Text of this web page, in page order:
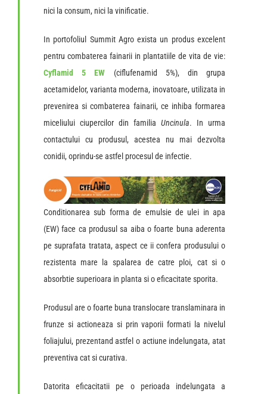
nici la consum, nici la vinificatie.
In portofoliul Summit Agro exista un produs excelent
pentru combaterea fainarii in plantatiile de vita de vie:
Cyflamid 5 EW (ciflufenamid 5%), din grupa
acetamidelor, varianta moderna, inovatoare, utilizata in
prevenirea si combaterea fainarii, ce inhiba formarea
miceliului ciupercilor din familia Uncinula. In urma
contactului cu produsul, acestea nu mai dezvolta
conidii, oprindu-se astfel procesul de infectie.
Conditionarea sub forma de emulsie de ulei in apa
(EW) face ca produsul sa aiba o foarte buna aderenta
pe suprafata tratata, aspect ce ii confera produsului o
rezistenta mare la spalarea de catre ploi, cat si o
absorbtie superioara in planta si o eficacitate sporita.
Produsul are o foarte buna translocare translaminara in
frunze si actioneaza si prin vaporii formati la nivelul
foliajului, prezentand astfel o actiune indelungata, atat
preventiva cat si curativa.
Datorita eficacitatii pe o perioada indelungata a